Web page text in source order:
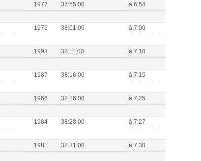
1977 37:55:00 à 6:54
1976 38:01:00 à 7:00
1993 38:11:00 à 7:10
1987 38:16:00 à 7:15
1966 38:26:00 à 7:25
1984 38:28:00 à 7:27
1981 38:31:00 à 7:30